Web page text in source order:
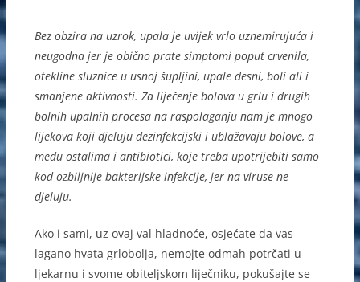
Bez obzira na uzrok, upala je uvijek vrlo uznemirujuća i
neugodna jer je obično prate simptomi poput crvenila,
otekline sluznice u usnoj šupljini, upale desni, boli ali i
smanjene aktivnosti. Za liječenje bolova u grlu i drugih
bolnih upalnih procesa na raspolaganju nam je mnogo
lijekova koji djeluju dezinfekcijski i ublažavaju bolove, a
među ostalima i antibiotici, koje treba upotrijebiti samo
kod ozbiljnije bakterijske infekcije, jer na viruse ne
djeluju.
Ako i sami, uz ovaj val hladnoće, osjećate da vas
lagano hvata grlobolja, nemojte odmah potrčati u
ljekarnu i svome obiteljskom liječniku, pokušajte se